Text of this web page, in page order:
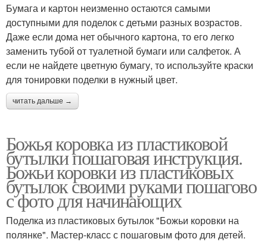
Бумага и картон неизменно остаются самыми
доступными для поделок с детьми разных возрастов.
Даже если дома нет обычного картона, то его легко
заменить тубой от туалетной бумаги или салфеток. А
если не найдете цветную бумагу, то используйте краски
для тонировки поделки в нужный цвет.
читать дальше →
Божья коровка из пластиковой
бутылки пошаговая инструкция.
Божьи коровки из пластиковых
бутылок своими руками пошагово
с фото для начинающих
Поделка из пластиковых бутылок "Божьи коровки на
полянке". Мастер-класс с пошаговым фото для детей.